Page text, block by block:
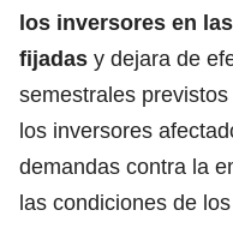
los inversores en
fijadas y dejara de
semestrales
los inversores
demandas contra la
las condiciones de